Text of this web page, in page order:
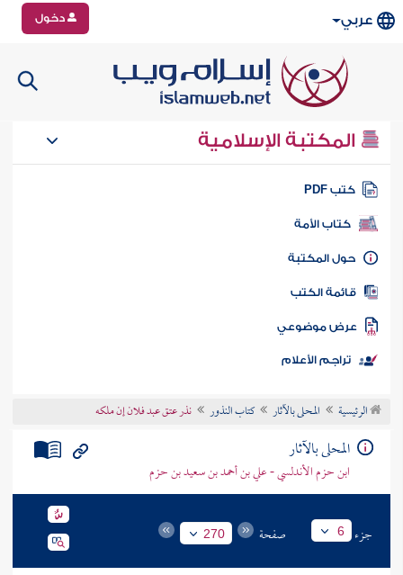
عربي دخول
المكتبة الإسلامية
كتب PDF
كتاب الأمة
المكتبة
الكتب
موضوعي
تراجم الأعلام
الرئيسية المحلى بالآثار كتاب النذور نذر عتق عبد فلان إن ملكه
المحلى بالآثار
ابن حزم الأندلسي - علي بن أحمد بن سعيد بن حزم
جزء 6 صفحة 270